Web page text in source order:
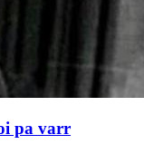
pa varr